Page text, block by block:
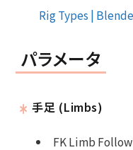
Rig Types |
パラメータ
手足 (Limbs)
FK Limb Follow